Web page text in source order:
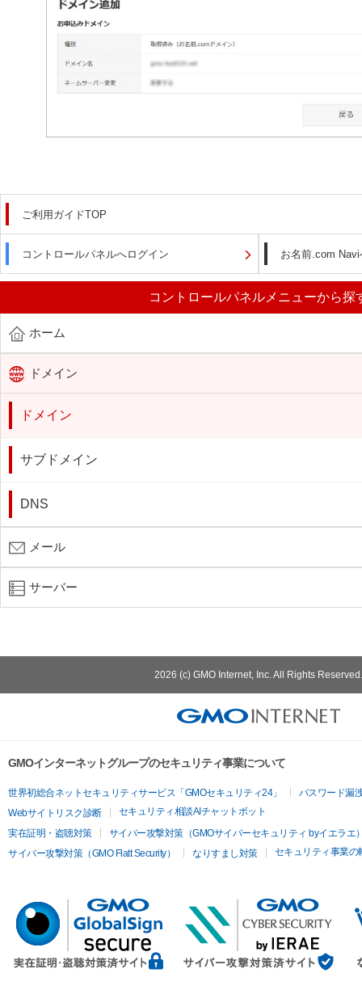
ご利用ガイドTOP
コントロールパネルへログイン お名前.com
コントロールパネルメニューから探
ホーム
ドメイン
ドメイン
サブドメイン
DNS
メール
サーバー
2026 (c) GMO Internet, Inc. All Rights Reserved.
GMOインターネットグループのセキュリティ事業について
世界初総合ネットセキュリティサービス「GMOセキュリティ24」
パスワード漏
Webサイトリスク診断
セキュリティ相談AIチャットボット
実在証明・盗聴対策
サイバー攻撃対策（GMOサイバーセキュリティ byイエラエ
サイバー攻撃対策（GMO Flatt Security）
なりすまし対策 セキュリティ事業の